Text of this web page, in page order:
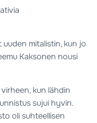
uuden mitalistin, kun jo
Kaksonen nousi
kun lähdin
sujui hyvin.
oli suhteellisen